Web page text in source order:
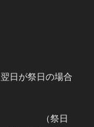
）
祭日の場合
祭日